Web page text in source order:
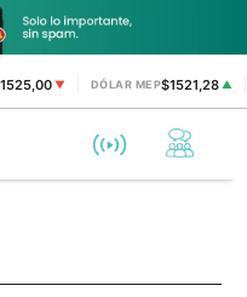
▼ DÓLAR MEP$1521,28▲